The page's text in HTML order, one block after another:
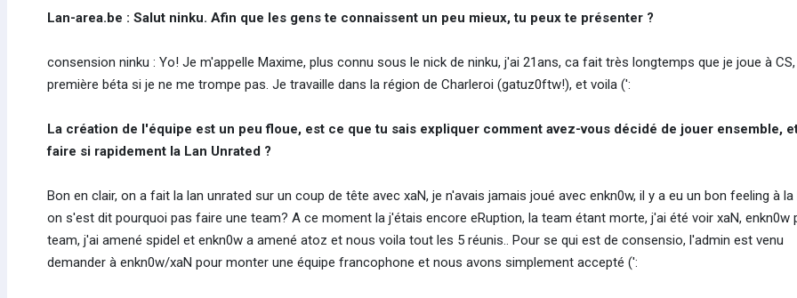
Lan-area.be : Salut ninku. Afin que les gens te connaissent un peu mieux, tu peux te présenter ?
consension ninku : Yo! Je m'appelle Maxime, plus connu sous le nick de ninku, j'ai 21ans, ca fait très longtemps que je joue à
première béta si je ne me trompe pas. Je travaille dans la région de Charleroi (gatuz0ftw!), et voila (':
La création de l'équipe est un peu floue, est ce que tu sais expliquer comment avez-vous décidé de jouer ensemble,
faire si rapidement la Lan Unrated ?
Bon en clair, on a fait la lan unrated sur un coup de tête avec xaN, je n'avais jamais joué avec enkn0w, il y a eu un bon feeling à la
on s'est dit pourquoi pas faire une team? A ce moment la j'étais encore eRuption, la team étant morte, j'ai été voir xaN, enkn0w
team, j'ai amené spidel et enkn0w a amené atoz et nous voila tout les 5 réunis.. Pour se qui est de consensio, l'admin est venu
demander à enkn0w/xaN pour monter une équipe francophone et nous avons simplement accepté (':